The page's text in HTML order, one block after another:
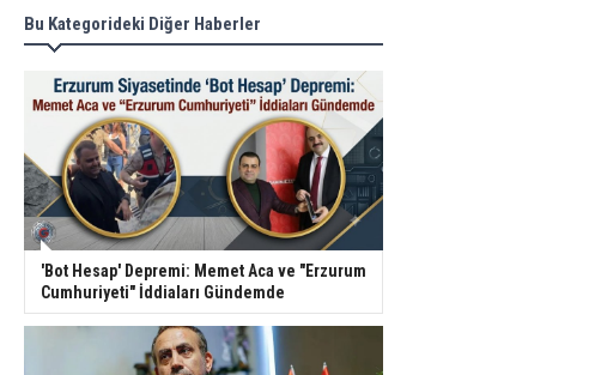
Bu Kategorideki Diğer Haberler
'Bot Hesap' Depremi: Memet Aca ve "Erzurum
Cumhuriyeti" İddiaları Gündemde